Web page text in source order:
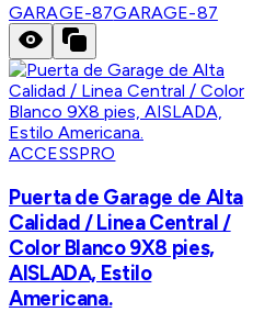
GARAGE-87GARAGE-87
ACCESSPRO
Puerta de Garage de Alta
Calidad / Linea Central /
Color Blanco 9X8 pies,
AISLADA, Estilo
Americana.